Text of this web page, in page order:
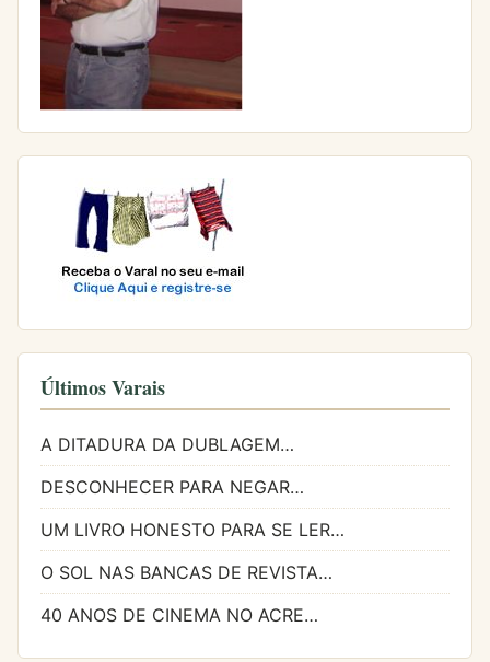
Últimos Varais
A DITADURA DA DUBLAGEM…
DESCONHECER PARA NEGAR…
UM LIVRO HONESTO PARA SE LER…
O SOL NAS BANCAS DE REVISTA…
40 ANOS DE CINEMA NO ACRE…